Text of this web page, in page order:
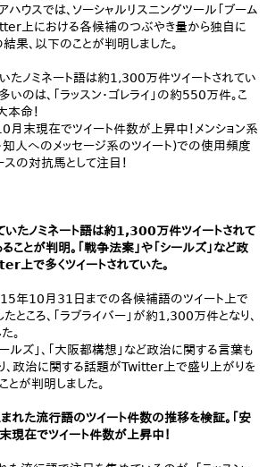
ハウスでは、ソーシャルリスニングツール「ブーム
上における各候補のつぶやき量から独自に
果、以下のことが判明しました。
いたノミネート語は約1,300万件ツイートされてい
いのは、「ラッスン・ゴレライ」の約550万件。こ
本命！
10月末現在でツイート件数が上昇中！メンション系
知人へのメッセージ系のツイート)での使用頻度
スの対抗馬として注目！
ていたノミネート語は約1,300万件ツイートされて
ことが判明。「戦争法案」や「シールズ」など政
で多くツイートされていた。
年10月31日までの各候補語のツイート上で
ところ、「ラブライバー」が約1,300万件となり、
。
ールズ」、「大阪都構想」など政治に関する言葉も
り、政治に関する話題がTwitter上で盛り上がりを
が判明しました。
まれた流行語のツイート件数の推移を検証。「安
現在でツイート件数が上昇中！